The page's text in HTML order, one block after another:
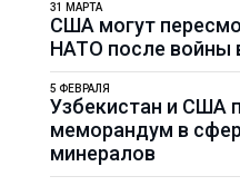
США могут
НАТО после войны
31 МАРТА
Узбекистан и США
меморандум в
минералов
5 ФЕВРАЛЯ